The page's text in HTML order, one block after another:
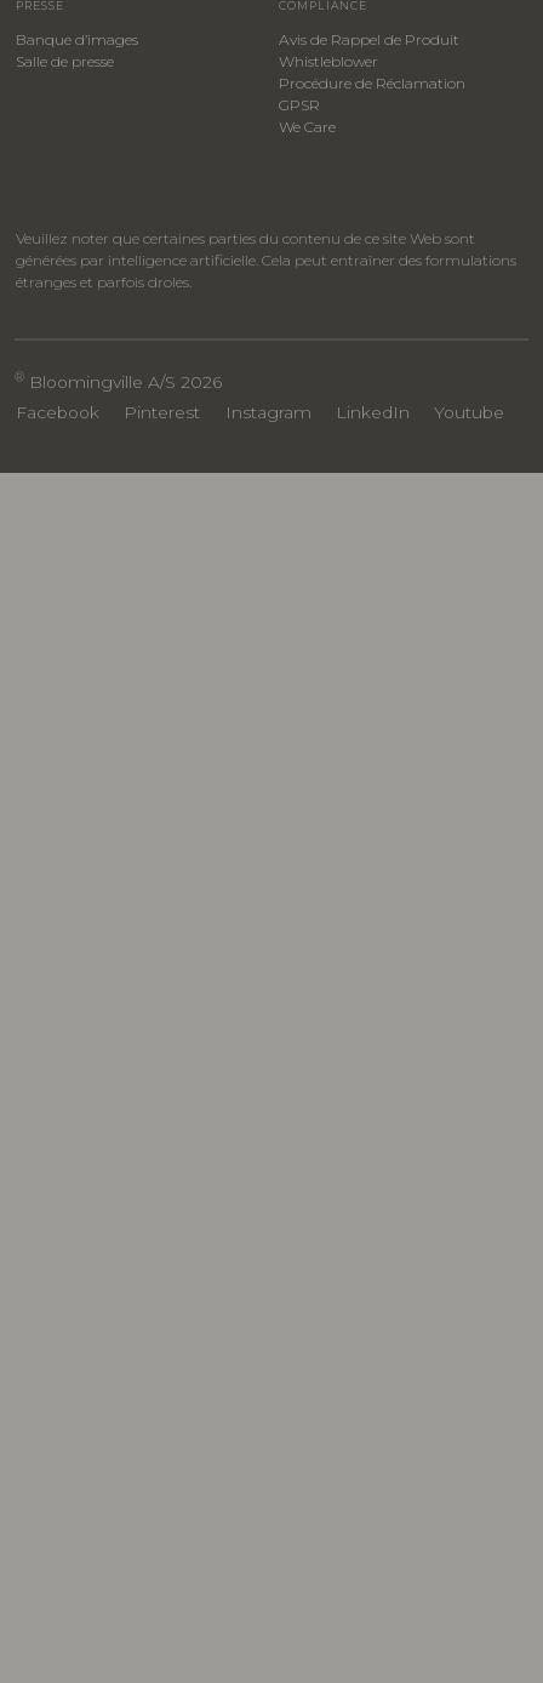
PRESSE
Banque d’images
Salle de presse
COMPLIANCE
Avis de Rappel de Produit
Whistleblower
​Procédure de Réclamation
GPSR
We Care
Veuillez noter que certaines parties du contenu de ce site Web sont
générées par intelligence artificielle. Cela peut entraîner des formulations
étranges et parfois droles.
® Bloomingville A/S 2026
Facebook
Pinterest Instagram LinkedIn Youtube